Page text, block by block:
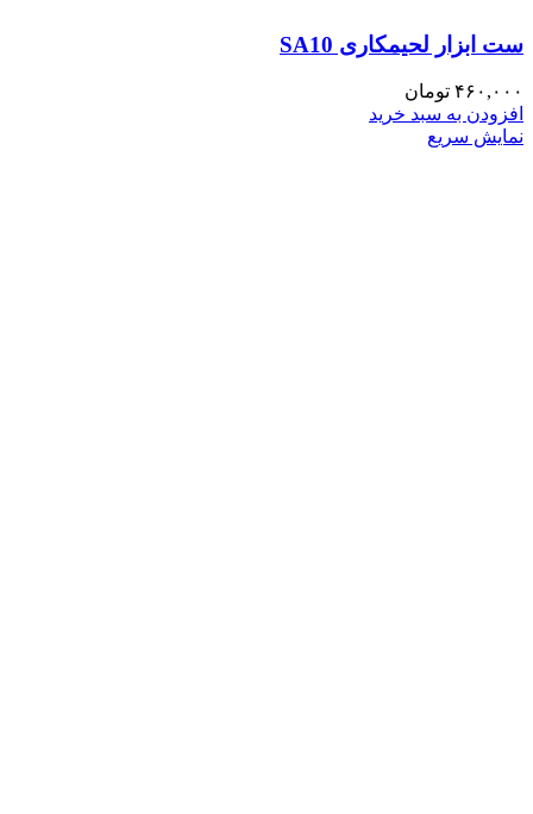
ست ابزار لحیمکاری SA10
۴۶۰,۰۰۰ تومان
افزودن به سبد خرید
نمایش سریع